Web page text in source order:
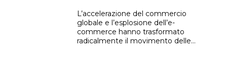
L’accelerazione del commercio
globale e l’esplosione dell’e-
commerce hanno trasformato
radicalmente il movimento delle